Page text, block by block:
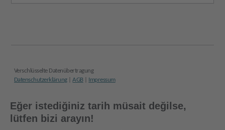
Eğer istediğiniz tarih müsait değilse,
lütfen bizi arayın!